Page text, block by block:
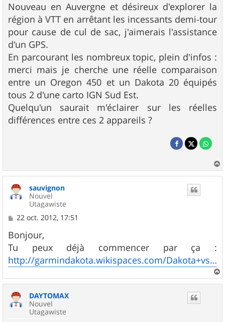
s
s
a
g
e
Nouveau en Auvergne et désireux d'explorer la
région à VTT en arrêtant les incessants demi-tour
pour cause de cul de sac, j'aimerais l'assistance
d'un GPS.
En parcourant les nombreux topic, plein d'infos :
merci mais je cherche une réelle comparaison
entre un Oregon 450 et un Dakota 20 équipés
tous 2 d'une carto IGN Sud Est.
Quelqu'un saurait m'éclairer sur les réelles
différences entre ces 2 appareils ?
a
sauvignon
Nouvel
Utagawiste
M
s
s
a
g
e
22 oct. 2012, 17:51
Bonjour,
Tu peux déjà commencer par ça :
http://garmindakota.wikispaces.com/Dakota+vs.+Oregon
a
DAYTOMAX
Nouvel
Utagawiste